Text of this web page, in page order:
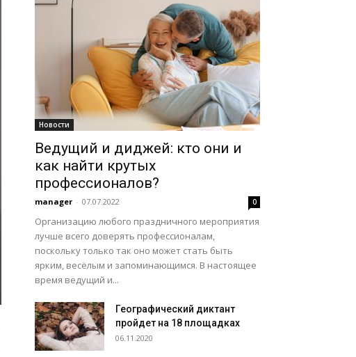
Новости
Ведущий и диджей: кто они и
как найти крутых
профессионалов?
manager - 07.07.2022 0
Организацию любого праздничного мероприятия
лучше всего доверять профессионалам,
поскольку только так оно может стать быть
ярким, весёлым и запоминающимся. В настоящее
время ведущий и...
Географический диктант
пройдет на 18 площадках
06.11.2020